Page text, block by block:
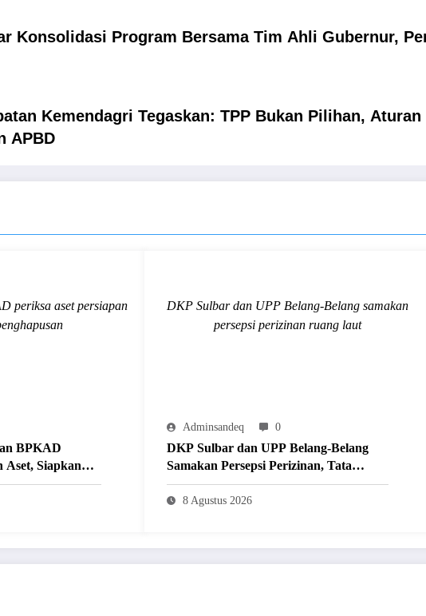
Konsolidasi Program Bersama Tim Ahli Gubernur,
Kemendagri Tegaskan: TPP Bukan Pilihan,
APBD
periksa aset persiapan
BPKAD
Aset, Siapkan
Barang Milik
DKP Sulbar dan UPP Belang-Belang samakan
persepsi perizinan ruang laut
Adminsandeq 0
DKP Sulbar dan UPP Belang-Belang
Samakan Persepsi Perizinan, Tata
Kelola Ruang Laut Tertib dan
Berkelanjutan
8 Agustus 2026